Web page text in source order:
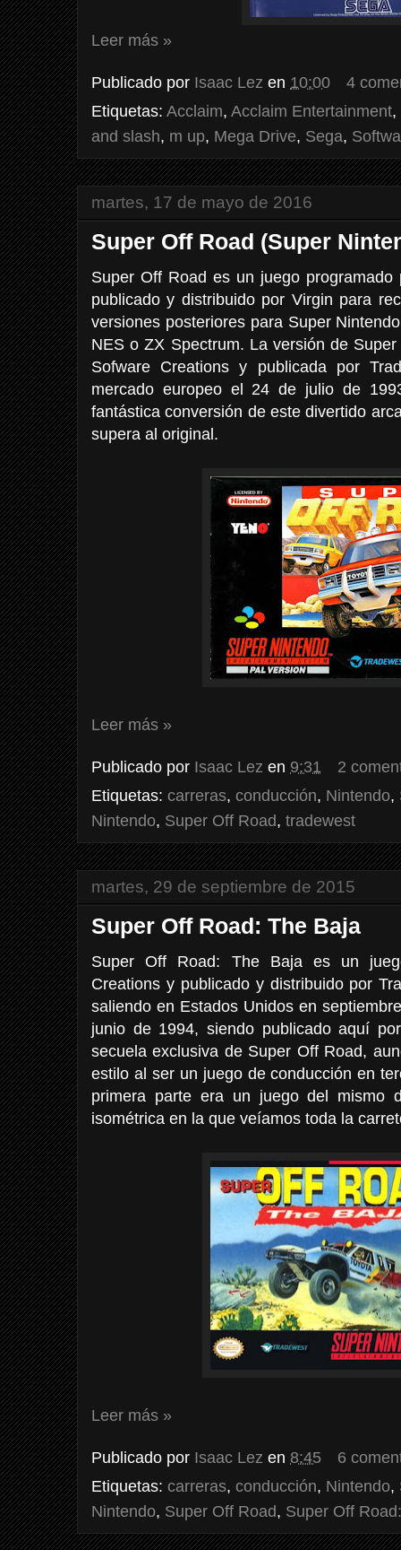
Leer más »
Publicado por Isaac Lez en 10:00
4
Etiquetas: Acclaim, Acclaim Entertainment,
and slash, m up, Mega Drive, Sega,
martes, 17 de mayo de 2016
Super Off Road (Super
Super Off Road es un juego
publicado y distribuido por Virgin para
versiones posteriores para Super
NES o ZX Spectrum. La versión de
Sofware Creations y publicada por
mercado europeo el 24 de julio de
fantástica conversión de este divertido
supera al original.
Leer más »
Publicado por Isaac Lez en 9:31
2
Etiquetas: carreras, conducción, Nintendo,
Nintendo, Super Off Road, tradewest
martes, 29 de septiembre de 2015
Super Off Road: The Baja
Super Off Road: The Baja es un
Creations y publicado y distribuido por
saliendo en Estados Unidos en
junio de 1994, siendo publicado aquí
secuela exclusiva de Super Off Road,
estilo al ser un juego de conducción en
primera parte era un juego del mismo
isométrica en la que veíamos toda la
Leer más »
Publicado por Isaac Lez en 8:45
6
Etiquetas: carreras, conducción, Nintendo,
Nintendo, Super Off Road, Super Off